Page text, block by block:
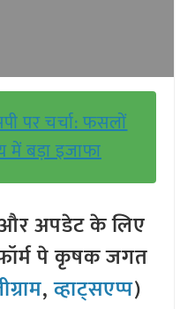
पर चर्चा: फसलों
में बड़ा इजाफा
और अपडेट के लिए
पे कृषक जगत
,व्हाट्सएप्प)